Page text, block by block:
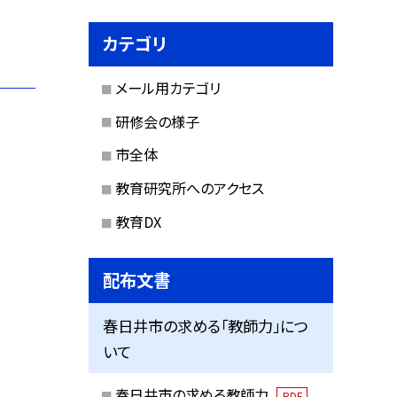
カテゴリ
メール用カテゴリ
研修会の様子
市全体
教育研究所へのアクセス
教育DX
配布文書
春日井市の求める「教師力」につ
いて